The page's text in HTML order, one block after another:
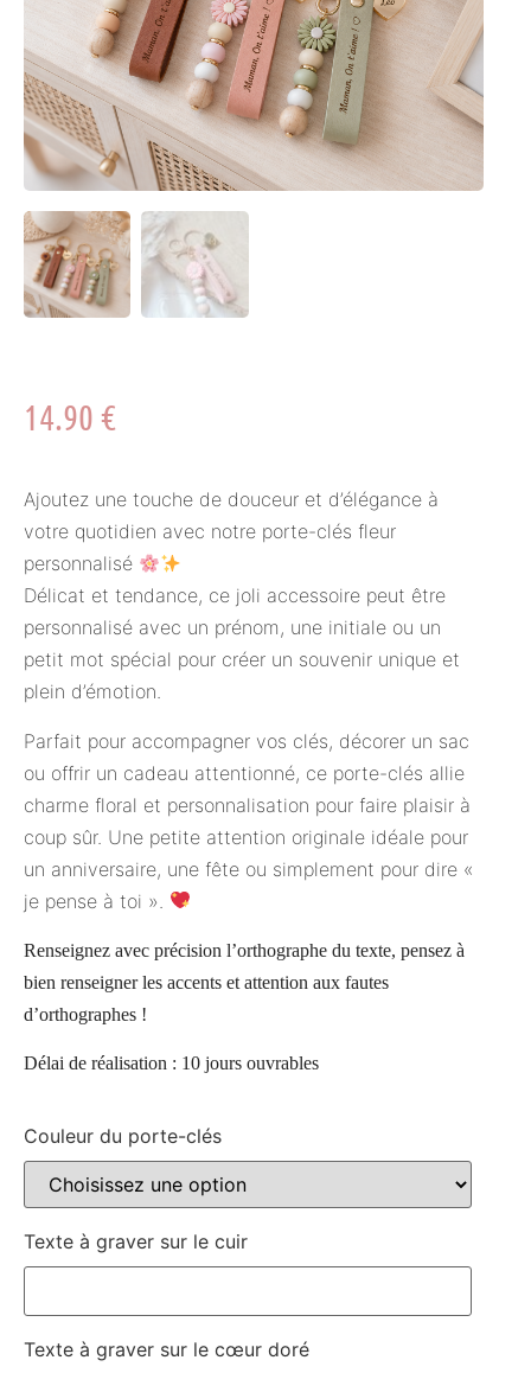
14.90 €
Ajoutez une touche de douceur et d’élégance à
votre quotidien avec notre porte-clés fleur
personnalisé
Délicat et tendance, ce joli accessoire peut être
personnalisé avec un prénom, une initiale ou un
petit mot spécial pour créer un souvenir unique et
plein d’émotion.
Parfait pour accompagner vos clés, décorer un sac
ou offrir un cadeau attentionné, ce porte-clés allie
charme floral et personnalisation pour faire plaisir à
coup sûr. Une petite attention originale idéale pour
un anniversaire, une fête ou simplement pour dire «
je pense à toi ».
Renseignez avec précision l’orthographe du texte, pensez à
bien renseigner les accents et attention aux fautes
d’orthographes !
Délai de réalisation : 10 jours ouvrables
Couleur du porte-clés
Texte à graver sur le cuir
Texte à graver sur le cœur doré